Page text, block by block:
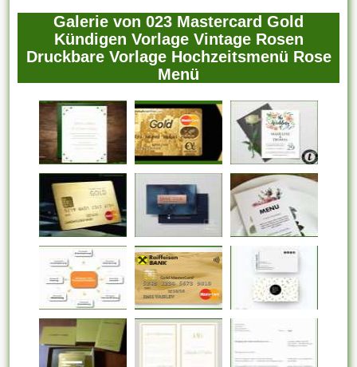
Galerie von 023 Mastercard Gold
Kündigen Vorlage Vintage Rosen
Druckbare Vorlage Hochzeitsmenü Rose
Menü